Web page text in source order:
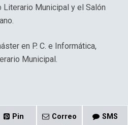
Municipal y el Salón
en P. C. e Informática,
Municipal.
Pin
Correo
SMS